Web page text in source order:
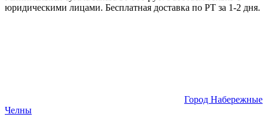
юридическими лицами. Бесплатная доставка по РТ за 1-2 дня.
Город Набережные
Челны